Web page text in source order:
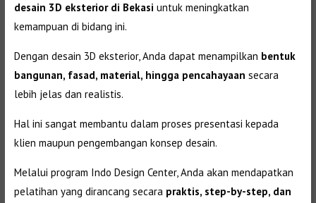
desain 3D eksterior di Bekasi untuk meningkatkan
kemampuan di bidang ini.
Dengan desain 3D eksterior, Anda dapat menampilkan bentuk
bangunan, fasad, material, hingga pencahayaan secara
lebih jelas dan realistis.
Hal ini sangat membantu dalam proses presentasi kepada
klien maupun pengembangan konsep desain.
Melalui program Indo Design Center, Anda akan mendapatkan
pelatihan yang dirancang secara praktis, step-by-step, dan